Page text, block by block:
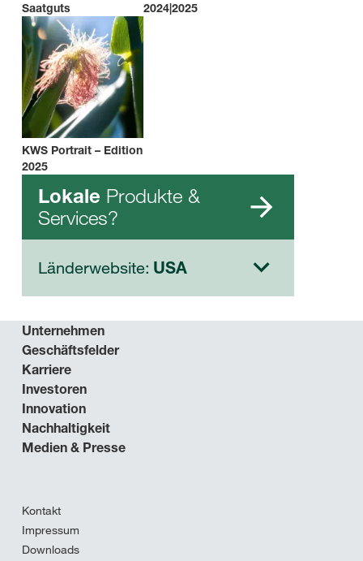
Saatguts
2024|2025
KWS Portrait – Edition
2025
Lokale Produkte &
Services?
Länderwebsite: USA
Unternehmen
Geschäftsfelder
Karriere
Investoren
Innovation
Nachhaltigkeit
Medien & Presse
Kontakt
Impressum
Downloads